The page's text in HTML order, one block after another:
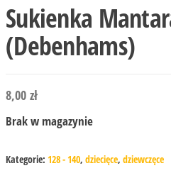
Sukienka
(Debenhams)
8,00 zł
Brak w magazynie
Kategorie: 128 - 140, dziecięce, dziewczęce